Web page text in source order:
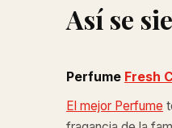
Así se
Perfume Fresh
El mejor Perfume